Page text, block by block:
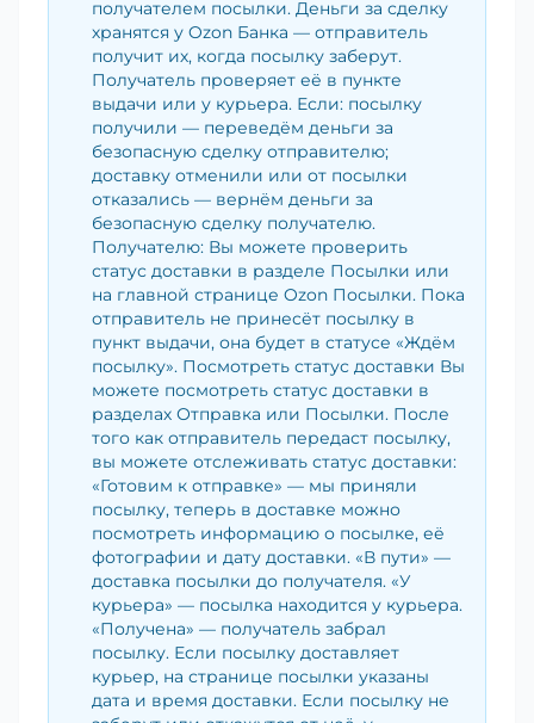
получателем посылки. Деньги за сделку
хранятся у Ozon Банка — отправитель
получит их, когда посылку заберут.
Получатель проверяет её в пункте
выдачи или у курьера. Если: посылку
получили — переведём деньги за
безопасную сделку отправителю;
доставку отменили или от посылки
отказались — вернём деньги за
безопасную сделку получателю.
Получателю: Вы можете проверить
статус доставки в разделе Посылки или
на главной странице Ozon Посылки. Пока
отправитель не принесёт посылку в
пункт выдачи, она будет в статусе «Ждём
посылку». Посмотреть статус доставки Вы
можете посмотреть статус доставки в
разделах Отправка или Посылки. После
того как отправитель передаст посылку,
вы можете отслеживать статус доставки:
«Готовим к отправке» — мы приняли
посылку, теперь в доставке можно
посмотреть информацию о посылке, её
фотографии и дату доставки. «В пути» —
доставка посылки до получателя. «У
курьера» — посылка находится у курьера.
«Получена» — получатель забрал
посылку. Если посылку доставляет
курьер, на странице посылки указаны
дата и время доставки. Если посылку не